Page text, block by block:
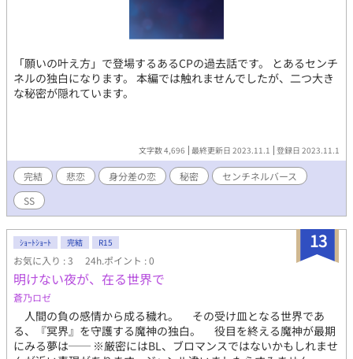
「願いの叶え方」で登場するあるCPの過去話です。 とあるセンチ
ネルの独白になります。 本編では触れませんでしたが、二つ大き
な秘密が隠れています。
文字数 4,696 最終更新日 2023.11.1 登録日 2023.11.1
完結 悲恋 身分差の恋 秘密
センチネルバース
SS
13
ｼｮｰﾄｼｮｰﾄ 完結 R15
お気に入り : 3 24h.ポイント : 0
明けない夜が、在る世界で
蒼乃ロゼ
人間の負の感情から成る穢れ。 その受け皿となる世界であ
る、『冥界』を守護する魔神の独白。 役目を終える魔神が最期
にみる夢は── ※厳密にはBL、ブロマンスではないかもしれませ